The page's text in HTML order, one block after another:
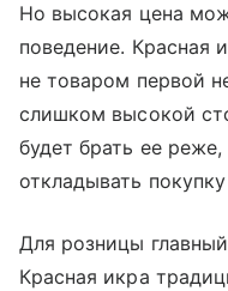
Но высокая цена
поведение. Красная
не товаром первой
слишком высокой
будет брать ее
откладывать
Для розницы
Красная икра